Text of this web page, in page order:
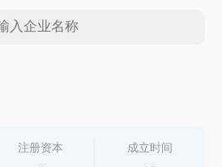
注册资本 成立时间